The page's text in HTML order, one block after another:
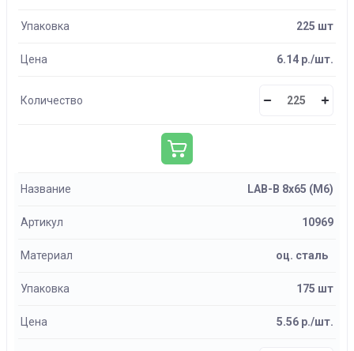
Упаковка 225 шт
Цена 6.14 р./шт.
Количество
Название LAB-B 8х65 (М6)
Артикул 10969
Материал оц. сталь
Упаковка 175 шт
Цена 5.56 р./шт.